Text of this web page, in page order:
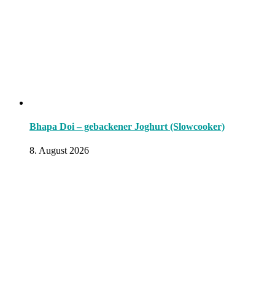
Bhapa Doi – gebackener Joghurt (Slowcooker)
8. August 2026